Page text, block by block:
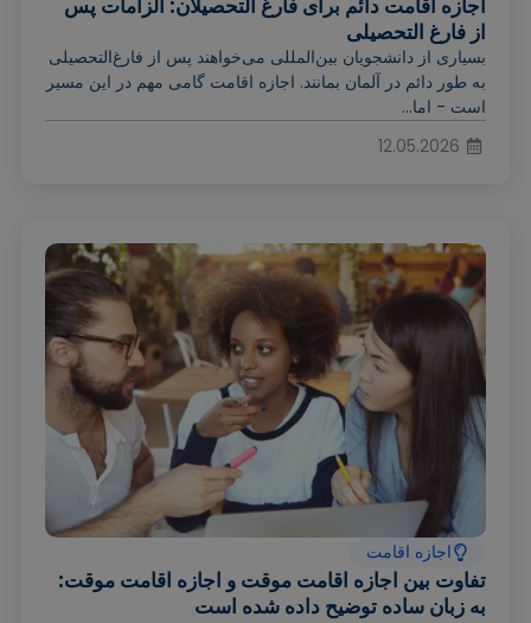
از فارغ التحصیلی
بسیاری از دانشجویان بین‌المللی می‌خواهند پس از فارغ‌التحصیلی
به طور دائم در آلمان بمانند. اجازه اقامت گامی مهم در این مسیر
است - اما...
12.05.2026
اجازه اقامت
تفاوت بین اجازه اقامت موقت و اجازه اقامت موقت:
به زبان ساده توضیح داده شده است